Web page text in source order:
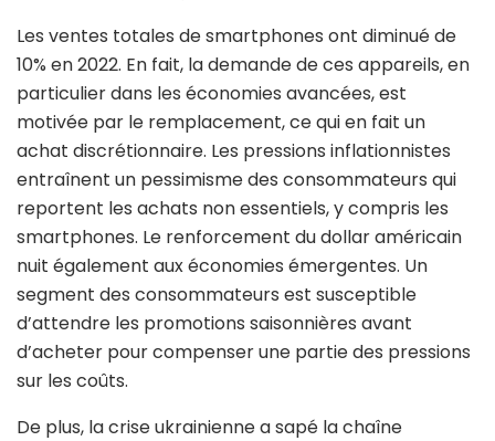
Les ventes totales de smartphones ont diminué de
10% en 2022. En fait, la demande de ces appareils, en
particulier dans les économies avancées, est
motivée par le remplacement, ce qui en fait un
achat discrétionnaire. Les pressions inflationnistes
entraînent un pessimisme des consommateurs qui
reportent les achats non essentiels, y compris les
smartphones. Le renforcement du dollar américain
nuit également aux économies émergentes. Un
segment des consommateurs est susceptible
d’attendre les promotions saisonnières avant
d’acheter pour compenser une partie des pressions
sur les coûts.
De plus, la crise ukrainienne a sapé la chaîne